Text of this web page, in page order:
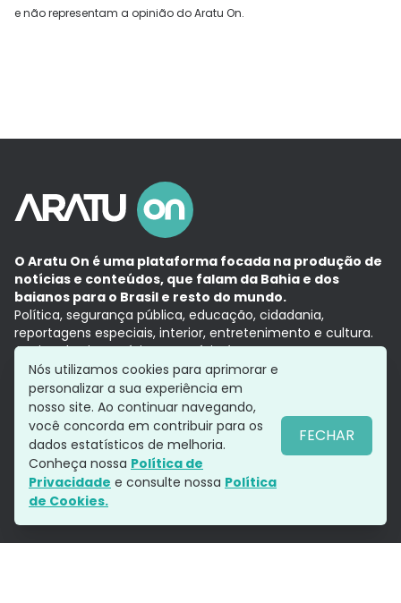
e não representam a opinião do Aratu On.
O Aratu On é uma plataforma focada na produção de
notícias e conteúdos, que falam da Bahia e dos
baianos para o Brasil e resto do mundo.
Política, segurança pública, educação, cidadania,
reportagens especiais, interior, entretenimento e cultura.
Aqui, tudo vira notícia e a notícia é no tempo presente,
com a credibilidade do Grupo Aratu.
Grupo Aratu
Política de privacidade
Siga-nos
Nós utilizamos cookies para aprimorar e
personalizar a sua experiência em
nosso site. Ao continuar navegando,
você concorda em contribuir para os
dados estatísticos de melhoria.
Conheça nossa Política de
Privacidade e consulte nossa Política
de Cookies.
FECHAR